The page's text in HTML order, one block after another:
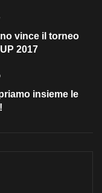
vince il torneo
2017
insieme le